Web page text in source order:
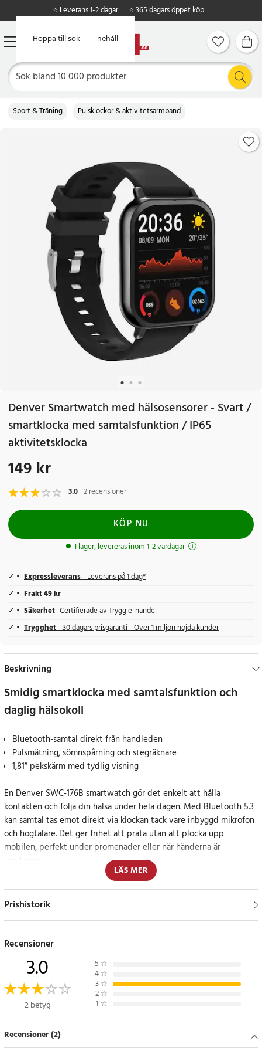
Hoppa till huvudinnehåll
Hoppa till sök
⭐ Leverans 1-2 dagar ⭐ 365 dagars öppet köp
Sport & Träning Pulsklockor & aktivitetsarmband
Denver Smartwatch med hälsosensorer - Svart /
smartklocka med samtalsfunktion / IP65
aktivitetsklocka
Pris:149 kr
149 kr
3.0 2 recensioner
KÖP NU
I lager, levereras inom 1-2 vardagar
Expressleverans- Leverans på 1 dag*
Frakt 49 kr
Säkerhet- Certifierade av Trygg e-handel
Trygghet- 30 dagars prisgaranti - Över 1 miljon nöjda kunder
Beskrivning
Smidig smartklocka med samtalsfunktion och
daglig hälsokoll
Bluetooth-samtal direkt från handleden
Pulsmätning, sömnspårning och stegräknare
1,81” pekskärm med tydlig visning
En Denver SWC-176B smartwatch gör det enkelt att hålla
kontakten och följa din hälsa under hela dagen. Med Bluetooth 5.3
kan samtal tas emot direkt via klockan tack vare inbyggd mikrofon
och högtalare. Det ger frihet att prata utan att plocka upp
mobilen, perfekt under promenader eller när händerna är
upptagna.
Den stora 1,81 tum TFT-pekskärmen med upplösning på 240 × 286
ger en tydlig och lättnavigerad visning. Notiser, samtal och
Pulsmätning ger insikt i din hjärtfrekvens under dagen, medan
sömnspårning visar hur du vilar under natten. Stegräknaren
registrerar din dagliga aktivitet och motiverar till rörelse.
det gäller promenader eller lättare träningspass registreras
LÄS MER
Prishistorik
Recensioner
3.0
2 betyg
5 ☆
4 ☆
3 ☆
2 ☆
1 ☆
Recensioner (2)